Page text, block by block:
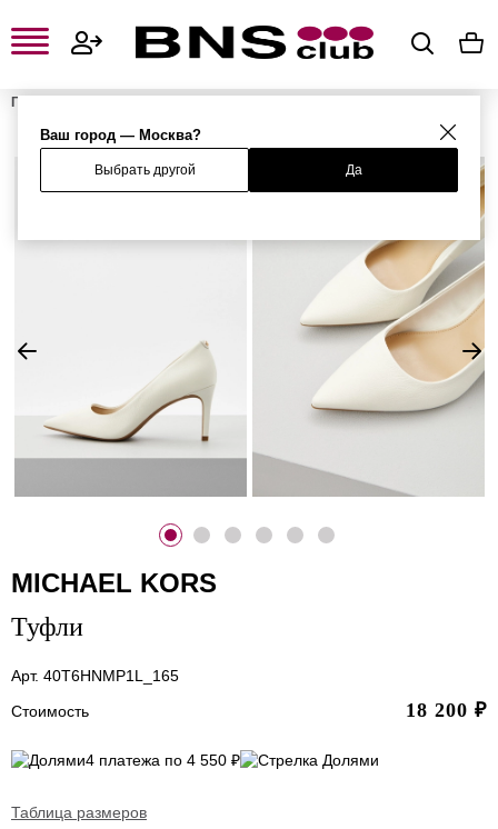
Ваш город — Москва?
Выбрать другой Да
Главная
MICHAEL KORS
Туфли
Арт. 40T6HNMP1L_165
Стоимость
18 200 ₽
4 платежа по 4 550 ₽
Таблица размеров